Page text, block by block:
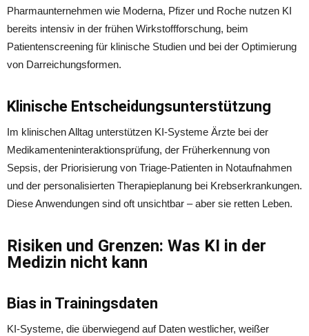
Pharmaunternehmen wie Moderna, Pfizer und Roche nutzen KI
bereits intensiv in der frühen Wirkstoffforschung, beim
Patientenscreening für klinische Studien und bei der Optimierung
von Darreichungsformen.
Klinische Entscheidungsunterstützung
Im klinischen Alltag unterstützen KI-Systeme Ärzte bei der
Medikamenteninteraktionsprüfung, der Früherkennung von
Sepsis, der Priorisierung von Triage-Patienten in Notaufnahmen
und der personalisierten Therapieplanung bei Krebserkrankungen.
Diese Anwendungen sind oft unsichtbar – aber sie retten Leben.
Risiken und Grenzen: Was KI in der
Medizin nicht kann
Bias in Trainingsdaten
KI-Systeme, die überwiegend auf Daten westlicher, weißer